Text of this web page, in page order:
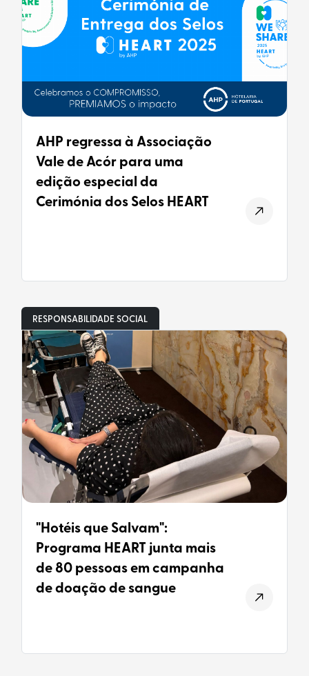
AHP regressa à Associação
Vale de Acór para uma
edição especial da
Cerimónia dos Selos HEART
RESPONSABILIDADE SOCIAL
"Hotéis que Salvam":
Programa HEART junta mais
de 80 pessoas em campanha
de doação de sangue